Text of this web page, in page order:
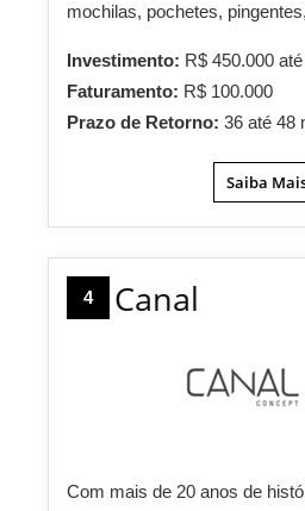
mochilas, pochetes,
Investimento: R$ 450.000
Faturamento: R$ 100.000
Prazo de Retorno: 36 até 48
Saiba
4 Canal
Com mais de 20 anos de